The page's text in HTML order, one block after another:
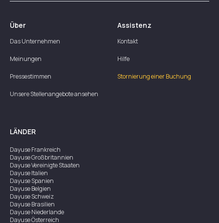
Über
Das Unternehmen
Meinungen
Pressestimmen
Unsere Stellenangebote ansehen
Assistenz
Kontakt
Hilfe
Stornierung einer Buchung
LÄNDER
DayuseFrankreich
DayuseGroßbritannien
DayuseVereinigte Staaten
DayuseItalien
DayuseSpanien
DayuseBelgien
DayuseSchweiz
DayuseBrasilien
DayuseNiederlande
DayuseÖsterreich